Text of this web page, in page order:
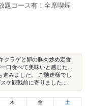
題コース有！全席喫煙
クラゲと卵の豚肉炒め定食
口食べて美味いと感じた...
進みました。 ご馳走様でし
ケ観戦前に寄りました...
木 金 土